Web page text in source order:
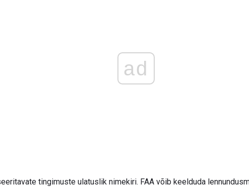
ad
tingimuste ulatuslik nimekiri. FAA võib keelduda